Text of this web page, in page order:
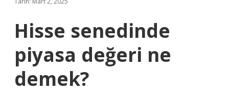
Hisse senedinde
piyasa değeri ne
demek?